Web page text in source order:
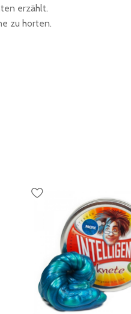
erzählt.
zu horten.